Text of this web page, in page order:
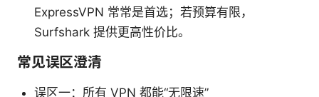
ExpressVPN 常常是首选；若预算有限，
Surfshark 提供更高性价比。
常见误区澄清
误区一：所有 VPN 都能“无限速”